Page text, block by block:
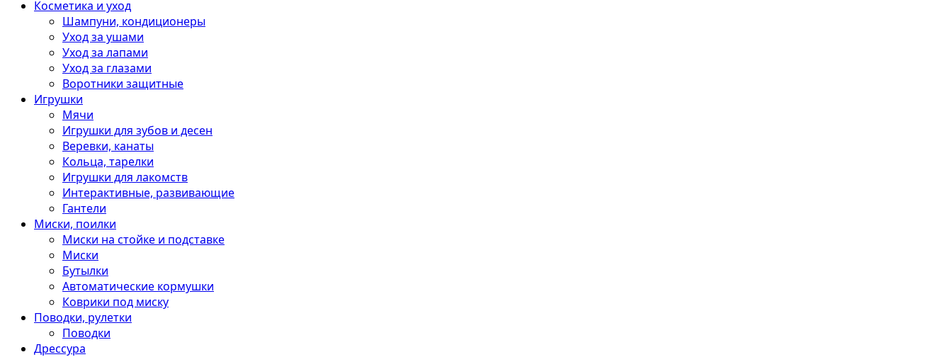
Косметика и уход
Шампуни, кондиционеры
Уход за ушами
Уход за лапами
Уход за глазами
Воротники защитные
Игрушки
Мячи
Игрушки для зубов и десен
Веревки, канаты
Кольца, тарелки
Игрушки для лакомств
Интерактивные, развивающие
Гантели
Миски, поилки
Миски на стойке и подставке
Миски
Бутылки
Автоматические кормушки
Коврики под миску
Поводки, рулетки
Поводки
Дрессура